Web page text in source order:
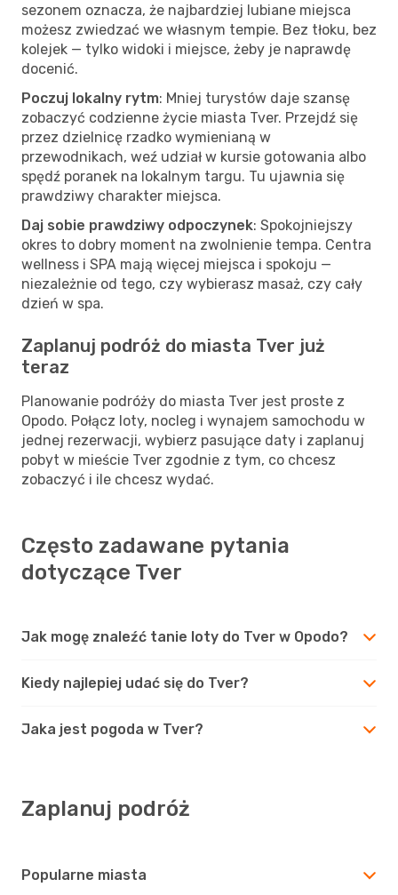
sezonem oznacza, że najbardziej lubiane miejsca
możesz zwiedzać we własnym tempie. Bez tłoku, bez
kolejek — tylko widoki i miejsce, żeby je naprawdę
docenić.
Poczuj lokalny rytm: Mniej turystów daje szansę
zobaczyć codzienne życie miasta Tver. Przejdź się
przez dzielnicę rzadko wymienianą w
przewodnikach, weź udział w kursie gotowania albo
spędź poranek na lokalnym targu. Tu ujawnia się
prawdziwy charakter miejsca.
Daj sobie prawdziwy odpoczynek: Spokojniejszy
okres to dobry moment na zwolnienie tempa. Centra
wellness i SPA mają więcej miejsca i spokoju —
niezależnie od tego, czy wybierasz masaż, czy cały
dzień w spa.
Zaplanuj podróż do miasta Tver już
teraz
Planowanie podróży do miasta Tver jest proste z
Opodo. Połącz loty, nocleg i wynajem samochodu w
jednej rezerwacji, wybierz pasujące daty i zaplanuj
pobyt w mieście Tver zgodnie z tym, co chcesz
zobaczyć i ile chcesz wydać.
Często zadawane pytania
dotyczące Tver
Jak mogę znaleźć tanie loty do Tver w Opodo?
Kiedy najlepiej udać się do Tver?
Jaka jest pogoda w Tver?
Zaplanuj podróż
Popularne miasta